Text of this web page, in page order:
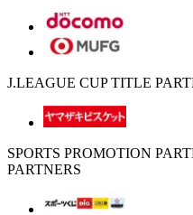
J.LEAGUE CUP TITLE
SPORTS PROMOTION
PARTNERS